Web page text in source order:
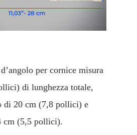
per cornice misura
di lunghezza totale,
di 20 cm (7,8 pollici) e
cm (5,5 pollici).